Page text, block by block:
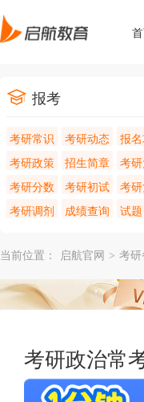
报考
考研常识 考研动态
报
考研政策
招生简章
考
考研分数
考研初试
考
考研调剂
成绩查询 试题
当前位置： 启航官网 > 考研
考研政治常